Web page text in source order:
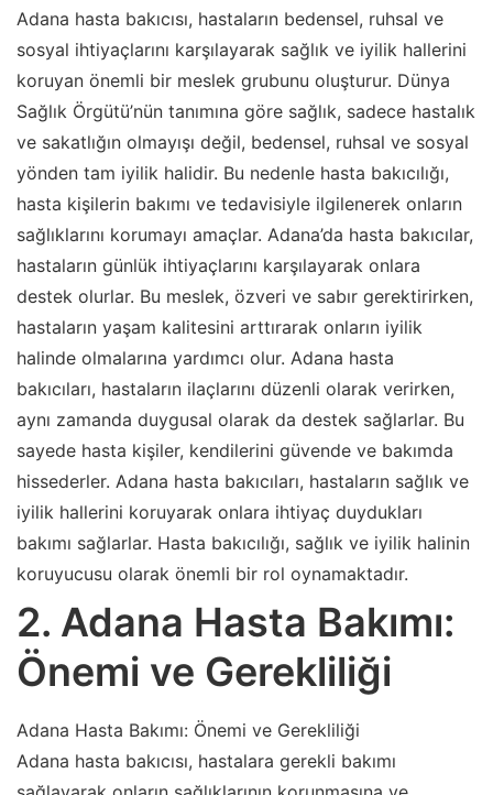
Adana hasta bakıcısı, hastaların bedensel, ruhsal ve
sosyal ihtiyaçlarını karşılayarak sağlık ve iyilik hallerini
koruyan önemli bir meslek grubunu oluşturur. Dünya
Sağlık Örgütü’nün tanımına göre sağlık, sadece hastalık
ve sakatlığın olmayışı değil, bedensel, ruhsal ve sosyal
yönden tam iyilik halidir. Bu nedenle hasta bakıcılığı,
hasta kişilerin bakımı ve tedavisiyle ilgilenerek onların
sağlıklarını korumayı amaçlar. Adana’da hasta bakıcılar,
hastaların günlük ihtiyaçlarını karşılayarak onlara
destek olurlar. Bu meslek, özveri ve sabır gerektirirken,
hastaların yaşam kalitesini arttırarak onların iyilik
halinde olmalarına yardımcı olur. Adana hasta
bakıcıları, hastaların ilaçlarını düzenli olarak verirken,
aynı zamanda duygusal olarak da destek sağlarlar. Bu
sayede hasta kişiler, kendilerini güvende ve bakımda
hissederler. Adana hasta bakıcıları, hastaların sağlık ve
iyilik hallerini koruyarak onlara ihtiyaç duydukları
bakımı sağlarlar. Hasta bakıcılığı, sağlık ve iyilik halinin
koruyucusu olarak önemli bir rol oynamaktadır.
2. Adana Hasta Bakımı:
Önemi ve Gerekliliği
Adana Hasta Bakımı: Önemi ve Gerekliliği
Adana hasta bakıcısı, hastalara gerekli bakımı